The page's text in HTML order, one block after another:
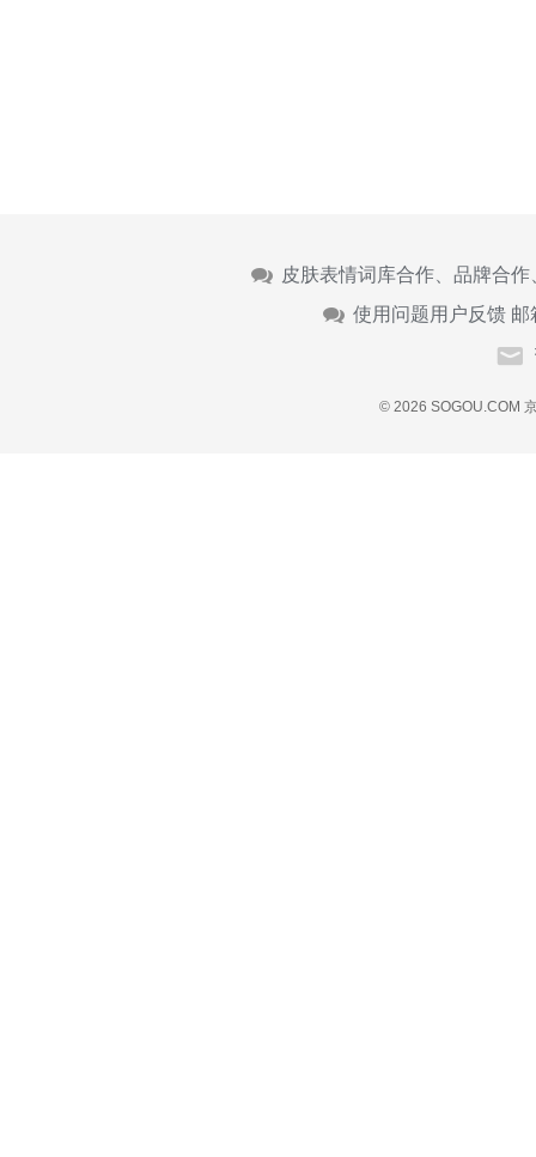
皮肤表情词库合作、品牌合
使用问题用户反馈 邮
© 2026 SOGOU.COM